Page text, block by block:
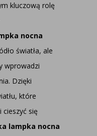
kluczową rolę
nocna
światła, ale
wprowadzi
Dzięki
które
cieszyć się
lampka nocna